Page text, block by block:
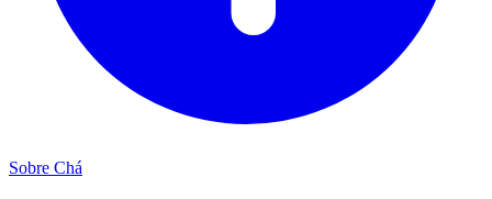
Sobre Chá